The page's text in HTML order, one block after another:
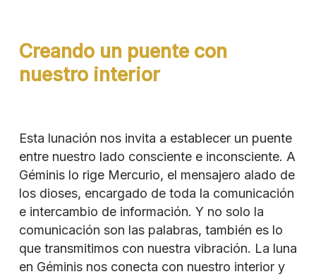
Creando un puente con
nuestro interior
Esta lunación nos invita a establecer un puente
entre nuestro lado consciente e inconsciente. A
Géminis lo rige Mercurio, el mensajero alado de
los dioses, encargado de toda la comunicación
e intercambio de información. Y no solo la
comunicación son las palabras, también es lo
que transmitimos con nuestra vibración. La luna
en Géminis nos conecta con nuestro interior y